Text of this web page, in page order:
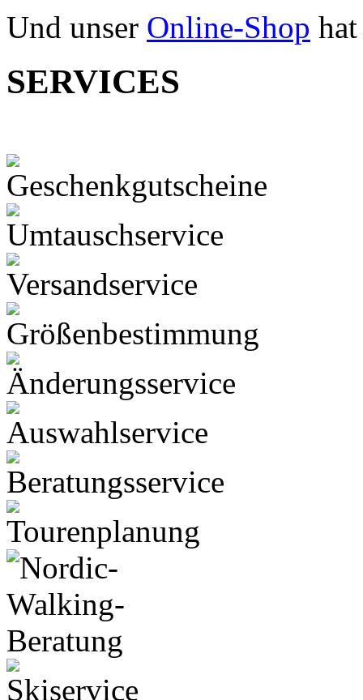
Und unser Online-Shop
SERVICES